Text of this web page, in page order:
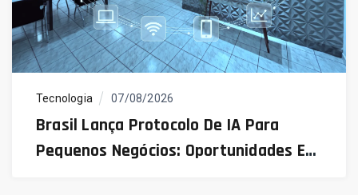
Tecnologia 07/08/2026
Brasil Lança Protocolo De IA Para
Pequenos Negócios: Oportunidades E